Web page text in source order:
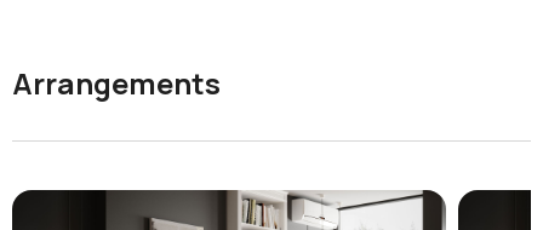
Arrangements